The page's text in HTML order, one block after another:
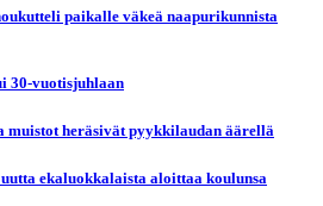
paikalle väkeä naapurikunnista
30-vuotisjuhlaan
muistot heräsivät pyykkilaudan äärellä
ekaluokkalaista aloittaa koulunsa